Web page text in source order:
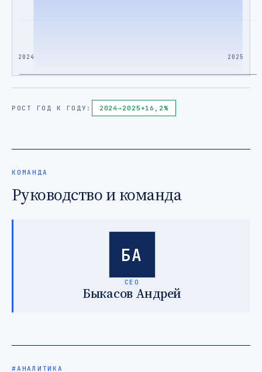
2024 2025
РОСТ ГОД К ГОДУ: 2024→ 2025 +16,2%
КОМАНДА
Руководство и команда
БА
CEO
Быкасов Андрей
#АНАЛИТИКА